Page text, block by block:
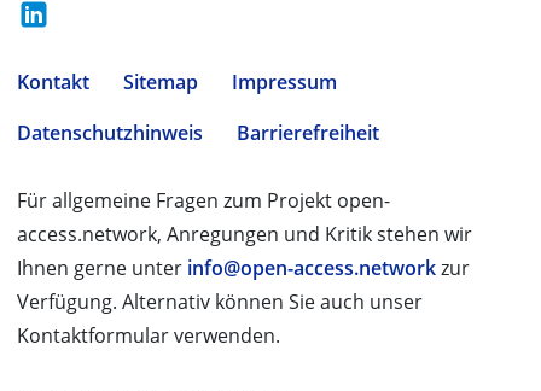
Kontakt Sitemap
Impressum
Datenschutzhinweis
Barrierefreiheit
Für allgemeine Fragen zum Projekt open-
access.network, Anregungen und Kritik stehen wir
Ihnen gerne unter info@open-access.networkzur
Verfügung. Alternativ können Sie auch unser
Kontaktformular verwenden.